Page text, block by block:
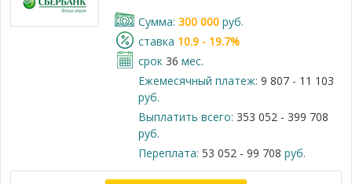
Cумма: 300 000руб.
cтавка 10.9 - 19.7%
срок 36 мес.
Ежемесячный платеж: 9 807 - 11 103
руб.
Выплатить всего: 353 052 - 399 708
руб.
Переплата: 53 052 - 99 708 руб.